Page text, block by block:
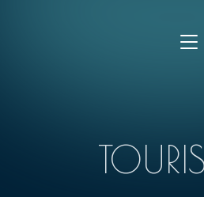
CONTACT & ACCÈS